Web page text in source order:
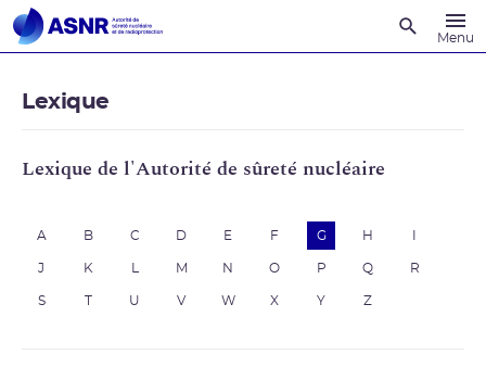
Menu
Lexique
Lexique de l'Autorité de sûreté nucléaire
A B C D E F G H
J K M N O P Q R
S U V W X Y Z